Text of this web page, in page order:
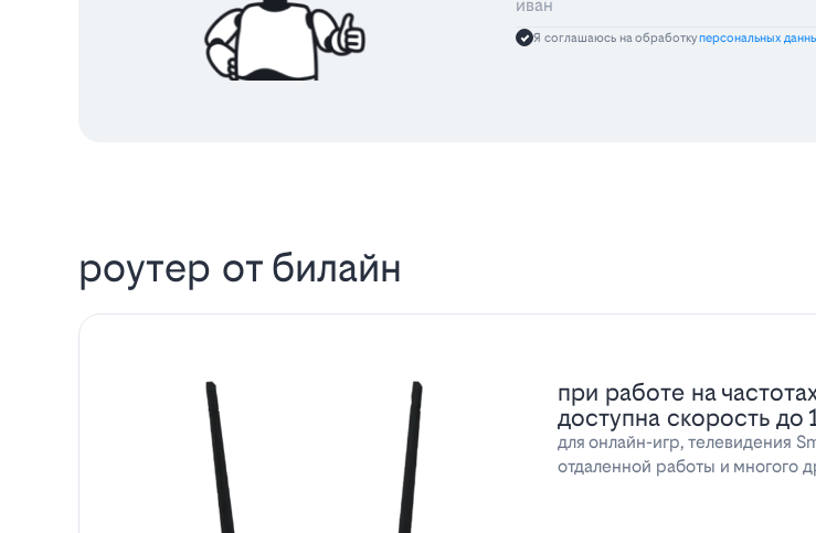
Я соглашаюсь на обработкуперсональных
роутер от билайн
при работе на
доступна скорость до
для онлайн-игр, телевидения
отдаленной работы и многого